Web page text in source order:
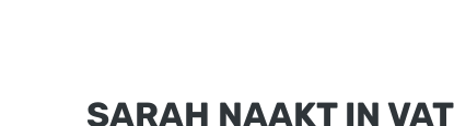
SARAH NAAKT IN VAT